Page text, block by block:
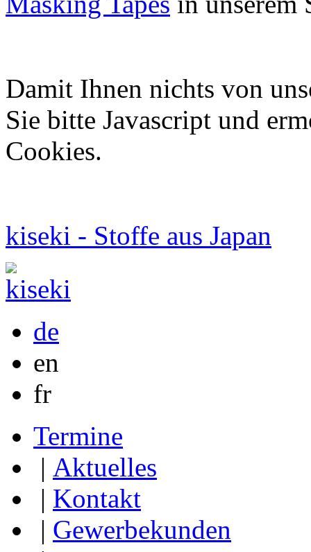
Damit Ihnen nichts von
Sie bitte Javascript und
Cookies.
kiseki - Stoffe aus Japan
de
en
fr
Termine
| Aktuelles
| Kontakt
| Gewerbekunden